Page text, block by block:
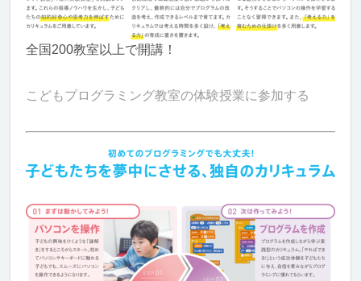
全国200教室以上で開講！
こどもプログラミング教室の体験授業に参加する